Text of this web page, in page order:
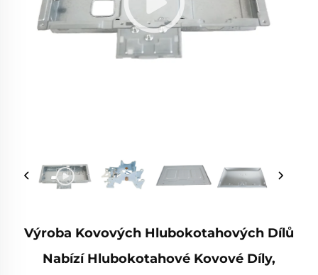
Výroba Kovových Hlubokotahových Dílů
Nabízí Hlubokotahové Kovové Díly,